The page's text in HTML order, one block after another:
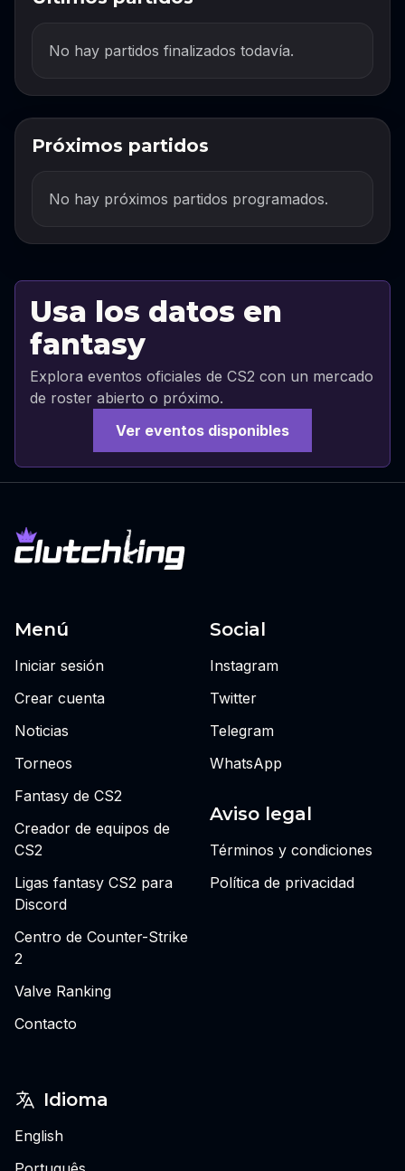
No hay partidos finalizados todavía.
Próximos partidos
No hay próximos partidos programados.
Usa los datos en
fantasy
Explora eventos oficiales de CS2 con un mercado
de roster abierto o próximo.
Ver eventos disponibles
Menú
Iniciar sesión
Crear cuenta
Noticias
Torneos
Fantasy de CS2
Creador de equipos de
CS2
Ligas fantasy CS2 para
Discord
Centro de Counter-Strike
2
Valve Ranking
Contacto
Social
Instagram
Twitter
Telegram
WhatsApp
Aviso legal
Términos y condiciones
Política de privacidad
Idioma
English